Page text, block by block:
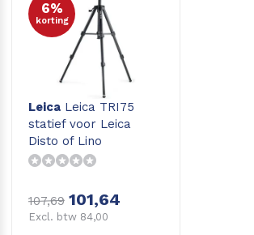
6%
korting
Leica Leica TRI75
statief voor Leica
Disto of Lino
107,69 101,64
Excl. btw 84,00